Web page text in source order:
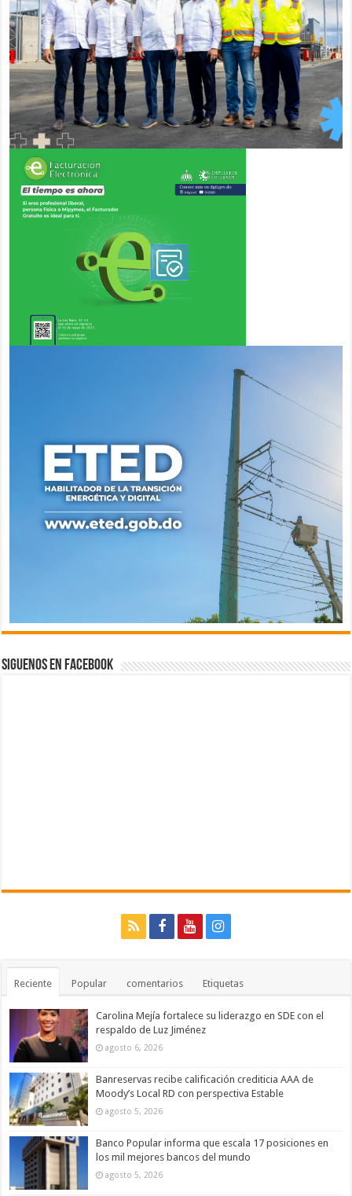
Siguenos en Facebook
Reciente Popular comentarios Etiquetas
Carolina Mejía fortalece su liderazgo en SDE con el
respaldo de Luz Jiménez
agosto 6, 2026
Banreservas recibe calificación crediticia AAA de
Moody’s Local RD con perspectiva Estable
agosto 5, 2026
Banco Popular informa que escala 17 posiciones en
los mil mejores bancos del mundo
agosto 5, 2026